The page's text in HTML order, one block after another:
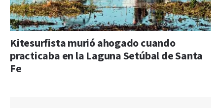
Kitesurfista murió ahogado cuando
practicaba en la Laguna Setúbal de Santa
Fe